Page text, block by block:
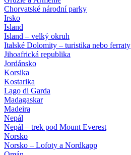
Chorvatské národní parky
Irsko
Island
Island – velký okruh
Italské Dolomity – turistika nebo ferraty
Jihoafrická republika
Jordánsko
Korsika
Kostarika
Lago di Garda
Madagaskar
Madeira
Nepál
Nepál – trek pod Mount Everest
Norsko
Norsko – Lofoty a Nordkapp